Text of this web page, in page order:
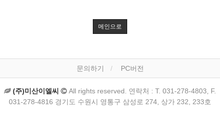
메인으로
문의하기 PC버전
(주)미산이엘씨
All rights reserved. 연락처 : T. 031-278-4803, F.
031-278-4816 경기도 수원시 영통구 삼성로 274, 상가 232, 233호